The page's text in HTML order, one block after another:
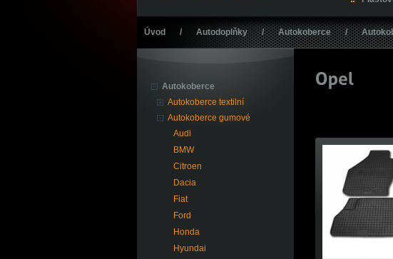
Úvod / Autodoplňky / Autokoberce /
Autokoberce
Autokoberce textilní
Autokoberce gumové
Audi
BMW
Citroen
Dacia
Fiat
Ford
Honda
Hyundai